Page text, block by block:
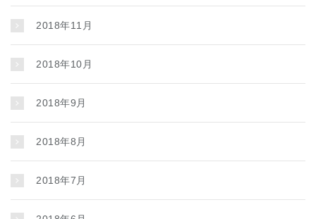
2018年11月
2018年10月
2018年9月
2018年8月
2018年7月